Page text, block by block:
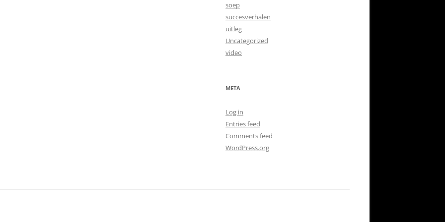
soep
succesverhalen
uitleg
Uncategorized
video
META
Log in
Entries feed
Comments feed
WordPress.org